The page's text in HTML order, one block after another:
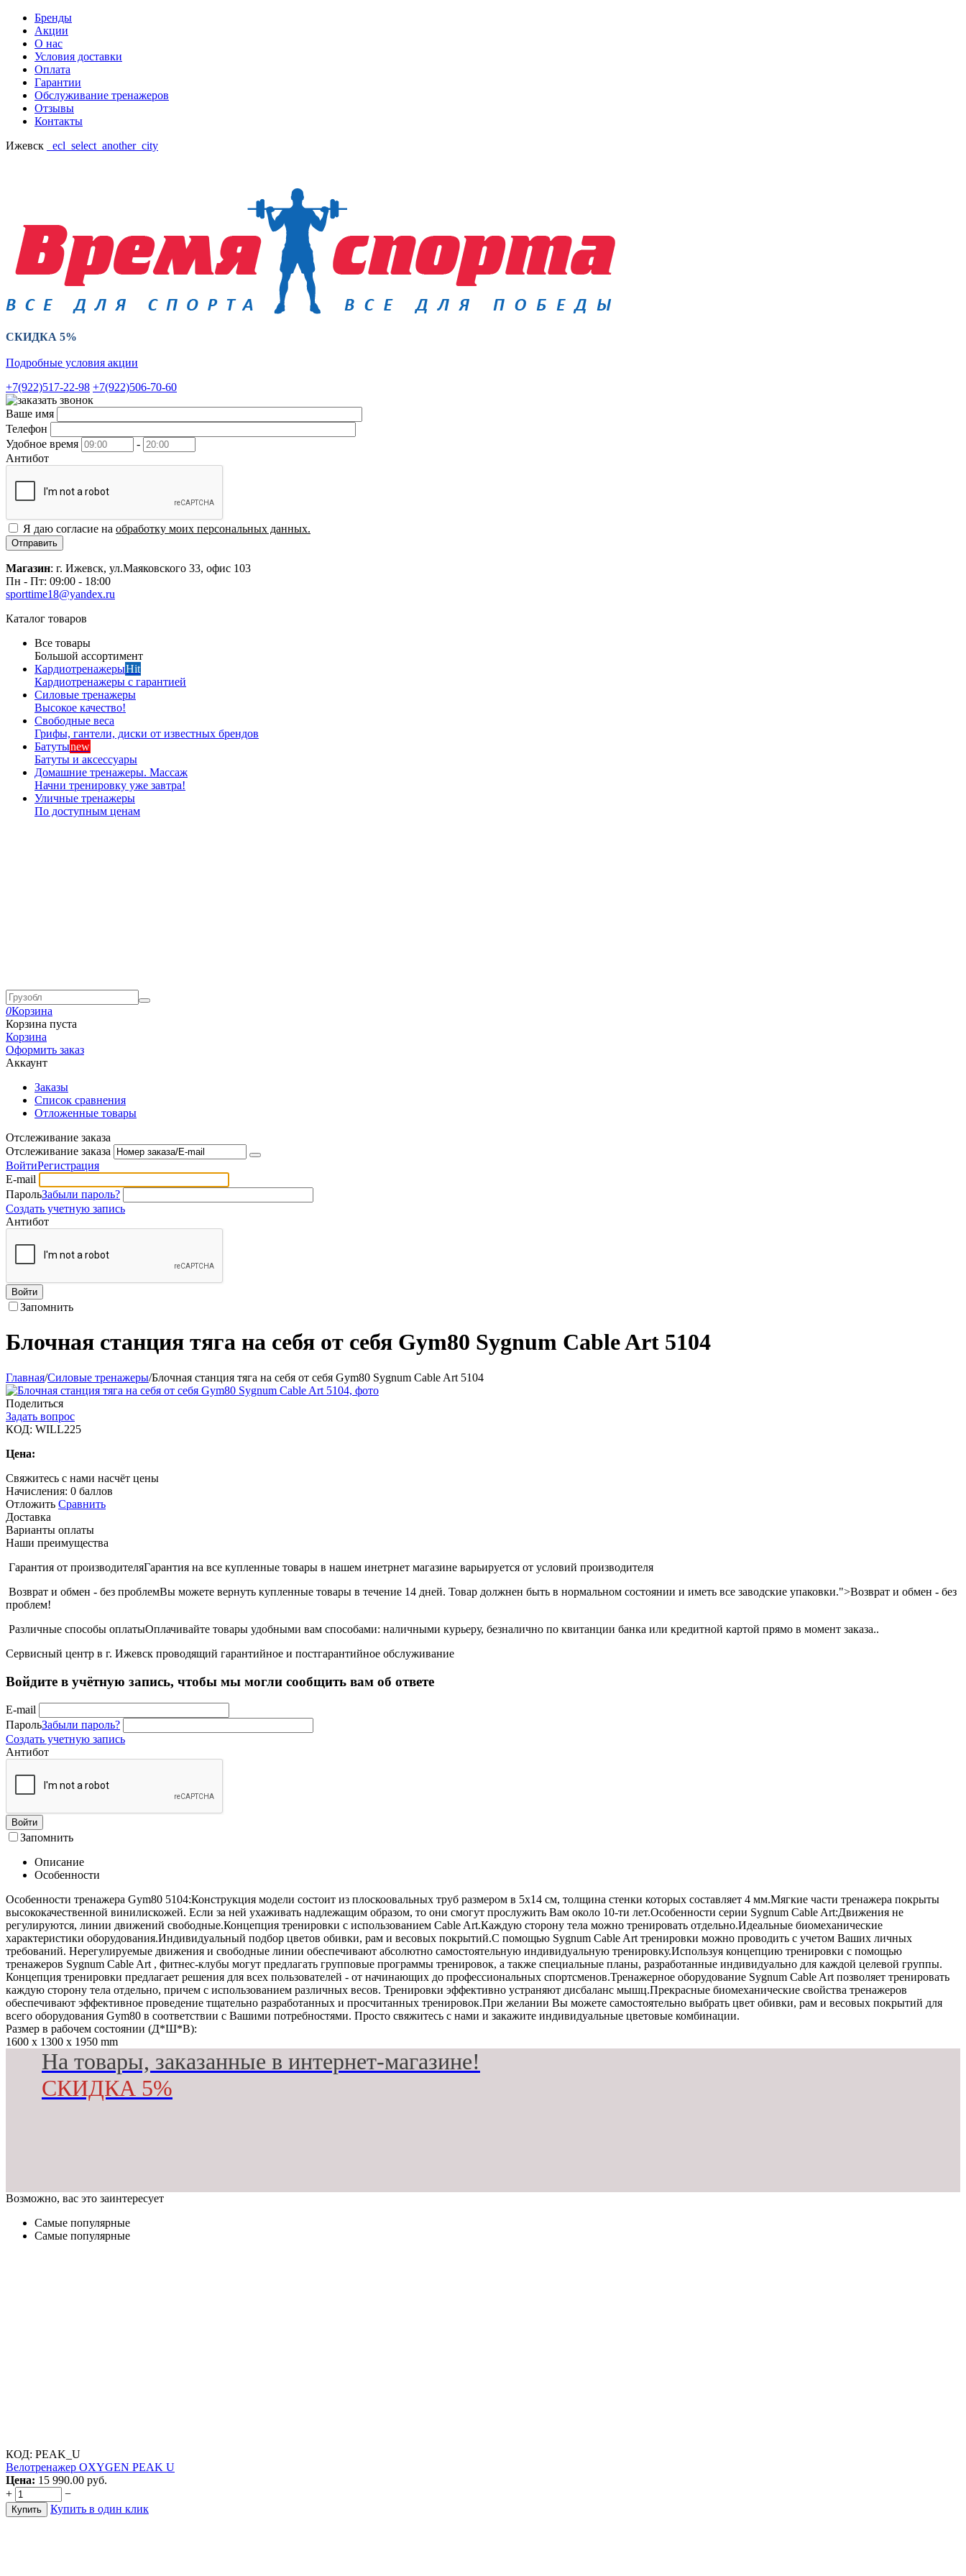
Бренды
Акции
О нас
Условия доставки
Оплата
Гарантии
Обслуживание тренажеров
Отзывы
Контакты
Ижевск
_ecl_select_another_city
СКИДКА 5%
Подробные условия акции
+7(922)517-22-98 +7(922)506-70-60
Ваше имя
Телефон
Удобное время
-
Антибот
Я даю согласие на обработку моих персональных данных.
Отправить
Магазин: г. Ижевск, ул.Маяковского 33, офис 103
Пн - Пт: 09:00 - 18:00
sporttime18@yandex.ru
Каталог товаров
Все товары
Большой ассортимент
КардиотренажерыHit
Кардиотренажеры с гарантией
Силовые тренажеры
Высокое качество!
Свободные веса
Грифы, гантели, диски от известных брендов
Батутыnew
Батуты и аксессуары
Домашние тренажеры. Массаж
Начни тренировку уже завтра!
Уличные тренажеры
По доступным ценам
0Корзина
Корзина пуста
Корзина
Оформить заказ
Аккаунт
Заказы
Список сравнения
Отложенные товары
Отслеживание заказа
Отслеживание заказа
ВойтиРегистрация
E-mail
ПарольЗабыли пароль?
Создать учетную запись
Антибот
Войти
Запомнить
Блочная станция тяга на себя от себя Gym80 Sygnum Cable Art 5104
Главная/Силовые тренажеры/Блочная станция тяга на себя от себя Gym80 Sygnum Cable Art 5104
Поделиться
Задать вопрос
КОД: WILL225
Цена:
Свяжитесь с нами насчёт цены
Начисления: 0 баллов
Отложить Сравнить
Доставка
Варианты оплаты
Наши преимущества
Гарантия от производителяГарантия на все купленные товары в нашем инетрнет магазине варьируется от условий производителя
Возврат и обмен - без проблемВы можете вернуть купленные товары в течение 14 дней. Товар должнен быть в нормальном состоянии и иметь все заводские упаковки.">Возврат и обмен - без
проблем!
Различные способы оплатыОплачивайте товары удобными вам способами: наличными курьеру, безналично по квитанции банка или кредитной картой прямо в момент заказа..
Сервисный центр в г. Ижевск проводящий гарантийное и постгарантийное обслуживание
Войдите в учётную запись, чтобы мы могли сообщить вам об ответе
E-mail
ПарольЗабыли пароль?
Создать учетную запись
Антибот
Войти
Запомнить
Описание
Особенности
Особенности тренажера Gym80 5104:Конструкция модели состоит из плоскоовальных труб размером в 5x14 см, толщина стенки которых составляет 4 мм.Мягкие части тренажера покрыты
высококачественной винилискожей. Если за ней ухаживать надлежащим образом, то они смогут прослужить Вам около 10-ти лет.Особенности серии Sygnum Cable Art:Движения не
регулируются, линии движений свободные.Концепция тренировки с использованием Cable Art.Каждую сторону тела можно тренировать отдельно.Идеальные биомеханические
характеристики оборудования.Индивидуальный подбор цветов обивки, рам и весовых покрытий.С помощью Sygnum Cable Art тренировки можно проводить с учетом Ваших личных
требований. Нерегулируемые движения и свободные линии обеспечивают абсолютно самостоятельную индивидуальную тренировку.Используя концепцию тренировки с помощью
тренажеров Sygnum Cable Art , фитнес-клубы могут предлагать групповые программы тренировок, а также специальные планы, разработанные индивидуально для каждой целевой группы.
Концепция тренировки предлагает решения для всех пользователей - от начинающих до профессиональных спортсменов.Тренажерное оборудование Sygnum Cable Art позволяет тренировать
каждую сторону тела отдельно, причем с использованием различных весов. Тренировки эффективно устраняют дисбаланс мышц.Прекрасные биомеханические свойства тренажеров
обеспечивают эффективное проведение тщательно разработанных и просчитанных тренировок.При желании Вы можете самостоятельно выбрать цвет обивки, рам и весовых покрытий для
всего оборудования Gym80 в соответствии с Вашими потребностями. Просто свяжитесь с нами и закажите индивидуальные цветовые комбинации.
Размер в рабочем состоянии (Д*Ш*В):
1600 x 1300 x 1950 mm
На товары, заказанные в интернет-магазине!
СКИДКА 5%
Возможно, вас это заинтересует
Самые популярные
Самые популярные
КОД: PEAK_U
Велотренажер OXYGEN PEAK U
Цена: 15 990.00 руб.
+
−
Купить Купить в один клик